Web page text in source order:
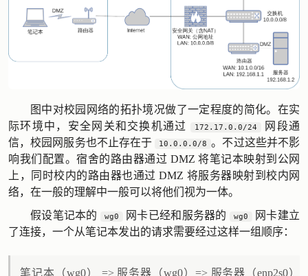
图中对校园网络的拓扑境况做了一定程度的简化。在实
际环境中，安全网关和交换机通过
172.17.0.0/24
网段通
信，校园网服务也不止存在于
10.0.0.0/8 。不过这些并不影
响我们配置。宿舍的路由器通过 DMZ 将笔记本映射到公网
上，同时校内的路由器也通过 DMZ 将服务器映射到校内网
络，在一般的理解中一般可以将他们视为一体。
假设笔记本的
wg0 网卡已经和服务器的 wg0
网卡建立
了连接，一个从笔记本发出的请求需要经过这样一组顺序：
笔记本（wg0） => 服务器（wg0）=> 服务器（enp2s0）